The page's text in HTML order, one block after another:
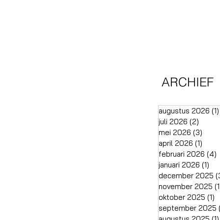
ARCHIEF
augustus 2026 (1)
juli 2026 (2)
mei 2026 (3)
april 2026 (1)
februari 2026 (4)
januari 2026 (1)
december 2025
november 2025
oktober 2025 (1)
september 2025